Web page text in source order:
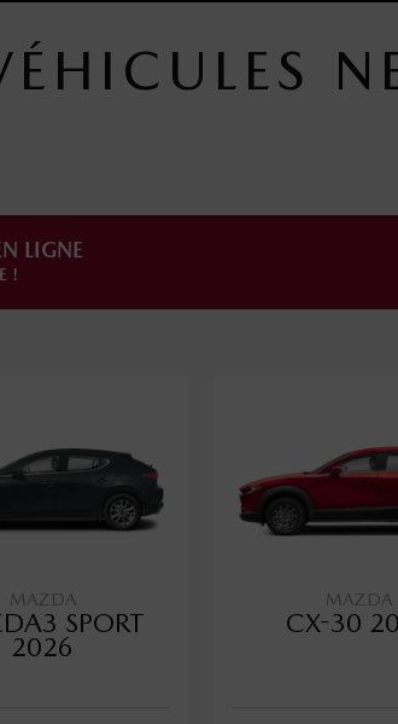
LIGNE
!
MAZDA
SPORT
2026
MAZDA
CX-30